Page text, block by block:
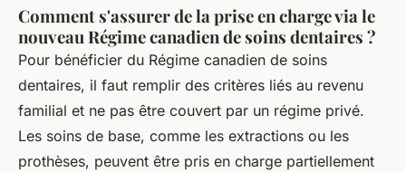
Comment s'assurer de la prise en charge via le
nouveau Régime canadien de soins dentaires ?
Pour bénéficier du Régime canadien de soins
dentaires, il faut remplir des critères liés au revenu
familial et ne pas être couvert par un régime privé.
Les soins de base, comme les extractions ou les
prothèses, peuvent être pris en charge partiellement